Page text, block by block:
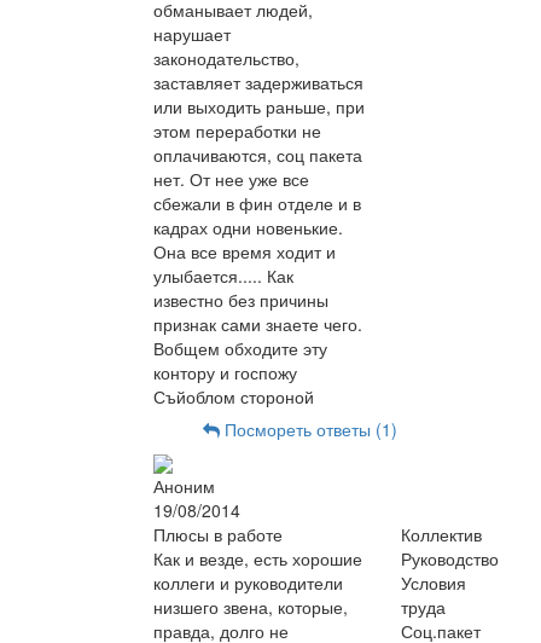
обманывает людей,
нарушает
законодательство,
заставляет задерживаться
или выходить раньше, при
этом переработки не
оплачиваются, соц пакета
нет. От нее уже все
сбежали в фин отделе и в
кадрах одни новенькие.
Она все время ходит и
улыбается..... Как
известно без причины
признак сами знаете чего.
Вобщем обходите эту
контору и госпожу
Съйоблом стороной
Посмореть ответы (1)
Аноним
19/08/2014
Плюсы в работе
Как и везде, есть хорошие
коллеги и руководители
низшего звена, которые,
правда, долго не
Коллектив
Руководство
Условия
труда
Соц.пакет